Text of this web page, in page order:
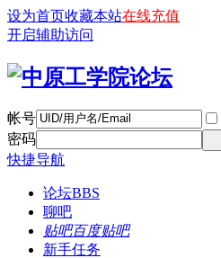
设为首页收藏本站在线充值
开启辅助访问
帐号
密码
快捷导航
论坛BBS
聊吧
贴吧百度贴吧
新手任务